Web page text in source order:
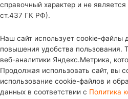
справочный характер и не
ст.437 ГК РФ).
Наш сайт использует cookie-файлы
повышения удобства пользования.
веб-аналитики Яндекс.Метрика,
Продолжая использовать сайт, вы
использование cookie-файлов и
данных в соответствии с Политика